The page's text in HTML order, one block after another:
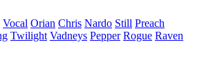
Vocal Orian Chris Nardo Still Preach
Twilight Vadneys Pepper Rogue Raven